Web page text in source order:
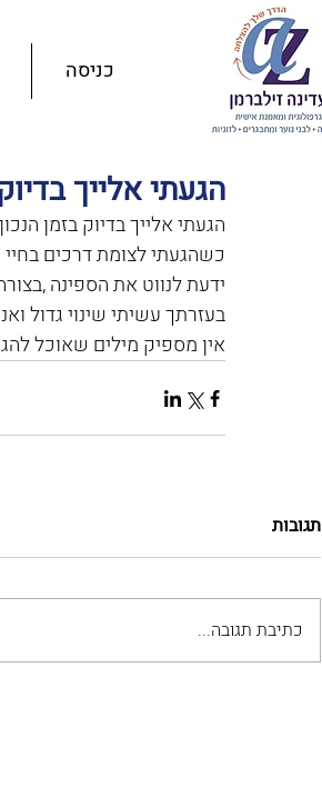
כניסה
הגעתי אלייך
הגעתי אלייך בדיוק בזמן
כשהגעתי לצומת דרכים בחיי
ידעת לנווט את הספינה
בעזרתך עשיתי שינוי גדול
אין מספיק מילים שאוכל
תגובות
כתיבת תגובה...